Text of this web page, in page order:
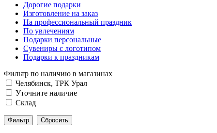
Дорогие подарки
Изготовление на заказ
На профессиональный праздник
По увлечениям
Подарки персональные
Сувениры с логотипом
Подарки к праздникам
Фильтр по наличию в магазинах
Челябинск, ТРК Урал
Уточните наличие
Склад